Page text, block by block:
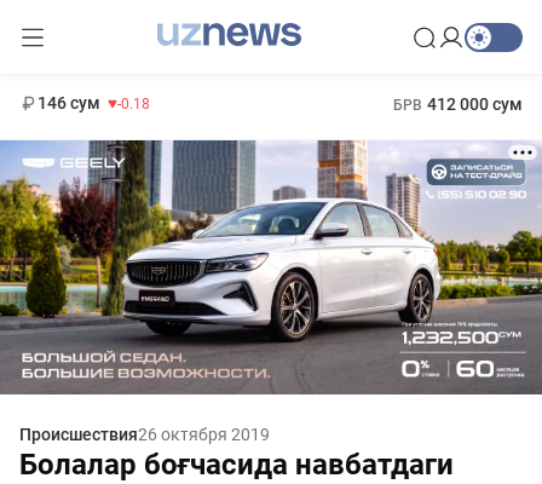
146 сум -0.18 БРВ 412 000 сум
Происшествия26 октября 2019
Болалар боғчасида навбатдаги